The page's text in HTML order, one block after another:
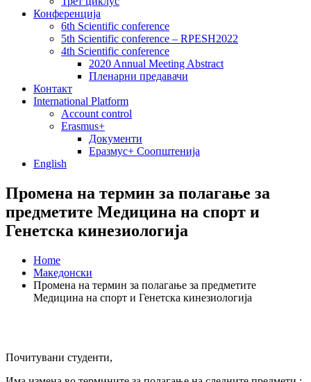
Конференција
6th Scientific conference
5th Scientific conference – RPESH2022
4th Scientific conference
2020 Annual Meeting Abstract
Пленарни предавачи
Контакт
International Platform
Account control
Erasmus+
Документи
Еразмус+ Соопштенија
English
Промена на термин за полагање за
предметите Медицина на спорт и
Генетска кинезиологија
Home
Македонски
Промена на термин за полагање за предметите
Медицина на спорт и Генетска кинезиологија
Почитувани студенти,